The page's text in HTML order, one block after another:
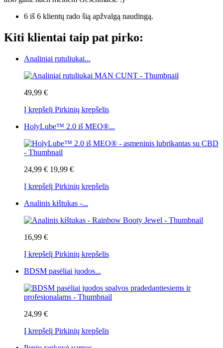
6 iš 6 klientų rado šią apžvalgą naudingą.
Kiti klientai taip pat pirko:
Analiniai rutuliukai...
49,99 €
Į krepšelį Pirkinių krepšelis
HolyLube™ 2.0 iš MEO®...
24,99 € 19,99 €
Į krepšelį Pirkinių krepšelis
Analinis kištukas -...
16,99 €
Į krepšelį Pirkinių krepšelis
BDSM pasėliai juodos...
24,99 €
Į krepšelį Pirkinių krepšelis